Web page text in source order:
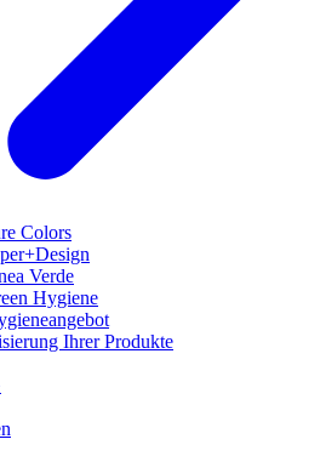
Colors
Verde
Hygiene
Ihrer Produkte